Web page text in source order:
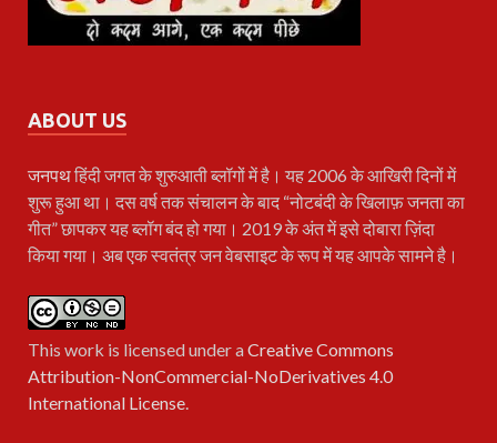
ABOUT US
जनपथहिंदी जगत के शुरुआती ब्लॉगों में है। यह 2006 के आखिरी दिनों में
शुरू हुआ था। दस वर्ष तक संचालन के बाद “नोटबंदी के खिलाफ़ जनता का
गीत” छापकर यह ब्लॉग बंद हो गया। 2019 के अंत में इसे दोबारा ज़िंदा
किया गया। अब एक स्वतंत्र जन वेबसाइट के रूप में यह आपके सामने है।
This work is licensed under aCreative Commons
Attribution-NonCommercial-NoDerivatives 4.0
International License.